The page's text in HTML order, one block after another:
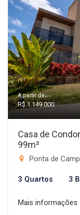
A partir de:
R$ 1.149.000
Casa de
99m²
Ponta de
3 Quartos 3
Mais informações